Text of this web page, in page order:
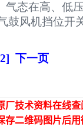
气态在高、低
鼓风机挡位开
下一页